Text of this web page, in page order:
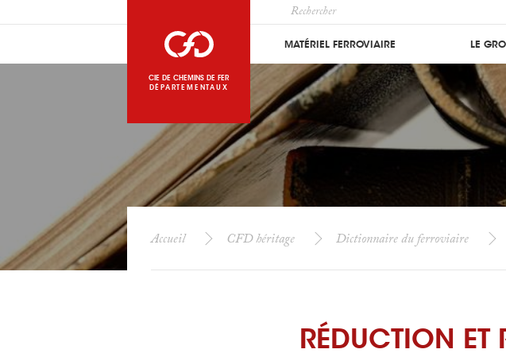
CIE DE CHEMINS DE FER
DÉPARTEMENTAUX
MATÉRIEL FERROVIAIRE LE
Accueil CFD héritage Dictionnaire du ferroviaire
RÉDUCTION ET